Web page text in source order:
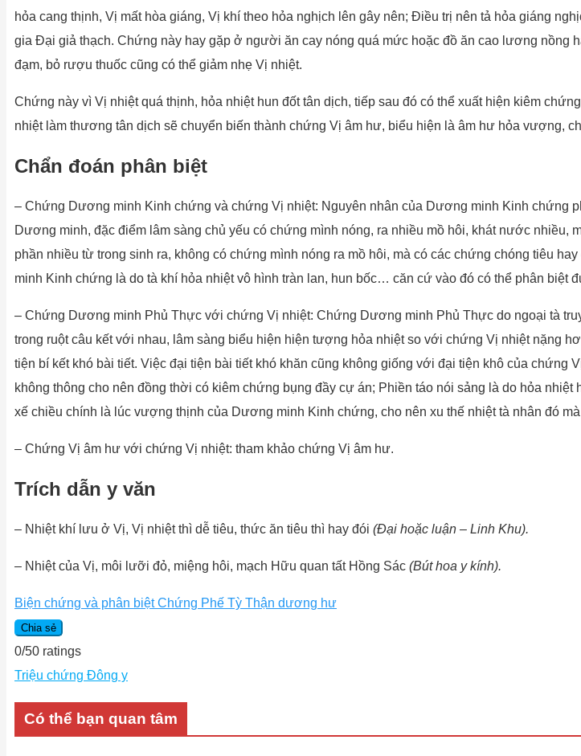
hỏa cang thịnh, Vị mất hòa giáng, Vị khí theo hỏa nghịch lên gây nên; Điều trị nên tả hỏa giáng
gia Đại giả thạch. Chứng này hay gặp ở người ăn cay nóng quá mức hoặc đồ ăn cao lương nồng
đạm, bỏ rượu thuốc cũng có thể giảm nhẹ Vị nhiệt.
Chứng này vì Vị nhiệt quá thịnh, hỏa nhiệt hun đốt tân dịch, tiếp sau đó có thể xuất hiện kiêm
nhiệt làm thương tân dịch sẽ chuyển biến thành chứng Vị âm hư, biểu hiện là âm hư hỏa vượng,
Chẩn đoán phân biệt
– Chứng Dương minh Kinh chứng và chứng Vị nhiệt: Nguyên nhân của Dương minh Kinh chứng
Dương minh, đặc điểm lâm sàng chủ yếu có chứng mình nóng, ra nhiều mồ hôi, khát nước
phần nhiều từ trong sinh ra, không có chứng mình nóng ra mồ hôi, mà có các chứng chóng tiêu
minh Kinh chứng là do tà khí hỏa nhiệt vô hình tràn lan, hun bốc… căn cứ vào đó có thể phân biệt
– Chứng Dương minh Phủ Thực với chứng Vị nhiệt: Chứng Dương minh Phủ Thực do ngoại tà
trong ruột câu kết với nhau, lâm sàng biểu hiện hiện tượng hỏa nhiệt so với chứng Vị nhiệt nặng
tiện bí kết khó bài tiết. Việc đại tiện bài tiết khó khăn cũng không giống với đại tiện khô của chứng
không thông cho nên đồng thời có kiêm chứng bụng đầy cự án; Phiền táo nói sảng là do hỏa
xế chiều chính là lúc vượng thịnh của Dương minh Kinh chứng, cho nên xu thế nhiệt tà nhân đó
– Chứng Vị âm hư với chứng Vị nhiệt: tham khảo chứng Vị âm hư.
Trích dẫn y văn
– Nhiệt khí lưu ở Vị, Vị nhiệt thì dễ tiêu, thức ăn tiêu thì hay đói (Đại hoặc luận – Linh Khu).
– Nhiệt của Vị, môi lưỡi đỏ, miệng hôi, mạch Hữu quan tất Hồng Sác (Bút hoa y kính).
Biện chứng và phân biệt Chứng Phế Tỳ Thận dương hư
Chia sẻ
0/50 ratings
Triệu chứng Đông y
Có thể bạn quan tâm